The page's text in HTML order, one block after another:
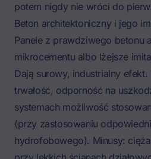
potem nigdy nie wróci do
Beton architektoniczny i jego
Panele z prawdziwego betonu
mikrocementu albo lżejsze
Dają surowy, industrialny
trwałość, odporność na
systemach możliwość
(przy zastosowaniu
hydrofobowego). Minusy: